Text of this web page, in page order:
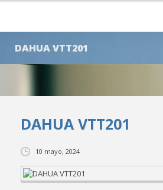
INICIO
SERVICIOS
CLIENTES
BLOG
DAHUA VTT201
DAHUA VTT201
10 mayo, 2024